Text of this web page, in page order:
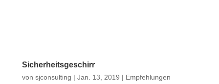
Sicherheitsgeschirr
von sjconsulting | Jan. 13, 2019 | Empfehlungen